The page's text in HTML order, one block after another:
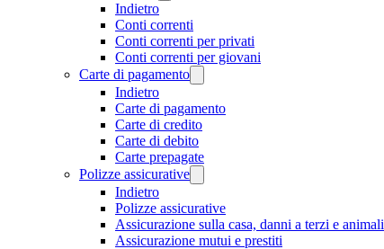
Indietro
Conti correnti
Conti correnti per privati
Conti correnti per giovani
Carte di pagamento
Indietro
Carte di pagamento
Carte di credito
Carte di debito
Carte prepagate
Polizze assicurative
Indietro
Polizze assicurative
Assicurazione sulla casa, danni a terzi e animali
Assicurazione mutui e prestiti